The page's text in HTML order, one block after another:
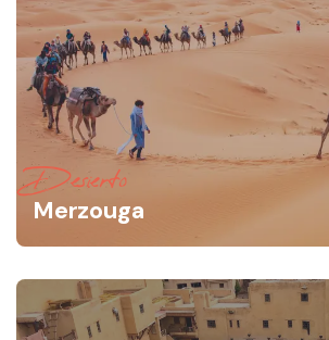
Desierto
Merzouga